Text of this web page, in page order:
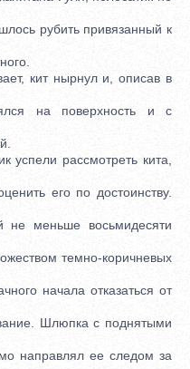
рубить привязанный к
кит нырнул и, описав в
на поверхность и с
рассмотреть кита,
его по достоинству.
меньше восьмидесяти
темно-коричневых
начала отказаться от
Шлюпка с поднятыми
направлял ее следом за